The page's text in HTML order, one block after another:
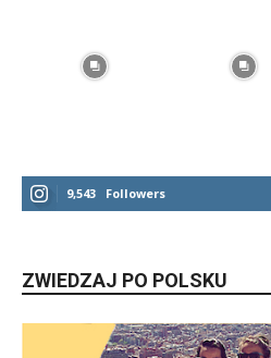
9,543 Followers
ZWIEDZAJ PO POLSKU